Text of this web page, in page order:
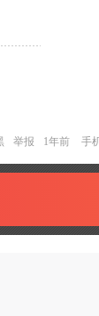
举报 1年前 手